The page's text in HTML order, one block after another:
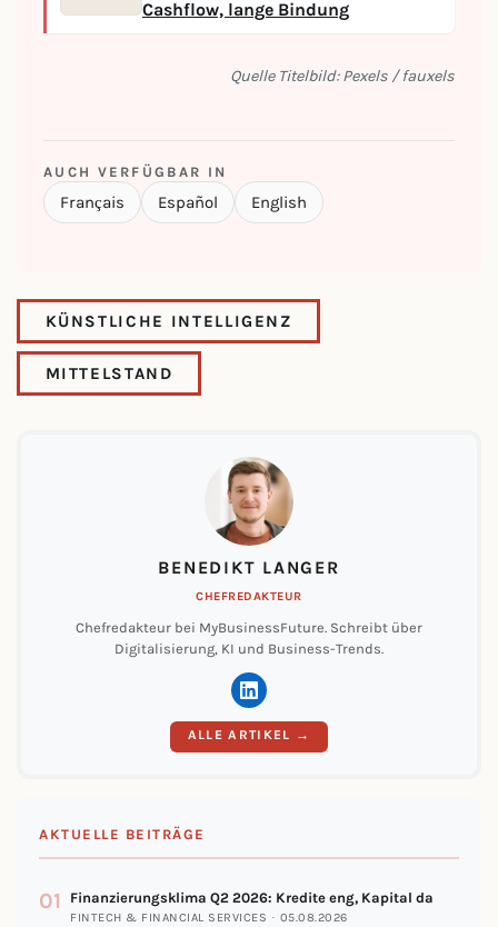
Cashflow, lange Bindung
Quelle Titelbild: Pexels / fauxels
AUCH VERFÜGBAR IN
Français Español English
KÜNSTLICHE INTELLIGENZ
MITTELSTAND
BENEDIKT LANGER
CHEFREDAKTEUR
Chefredakteur bei MyBusinessFuture. Schreibt über
Digitalisierung, KI und Business-Trends.
ALLE ARTIKEL →
AKTUELLE BEITRÄGE
01 Finanzierungsklima Q2 2026: Kredite eng, Kapital da
FINTECH & FINANCIAL SERVICES · 05.08.2026